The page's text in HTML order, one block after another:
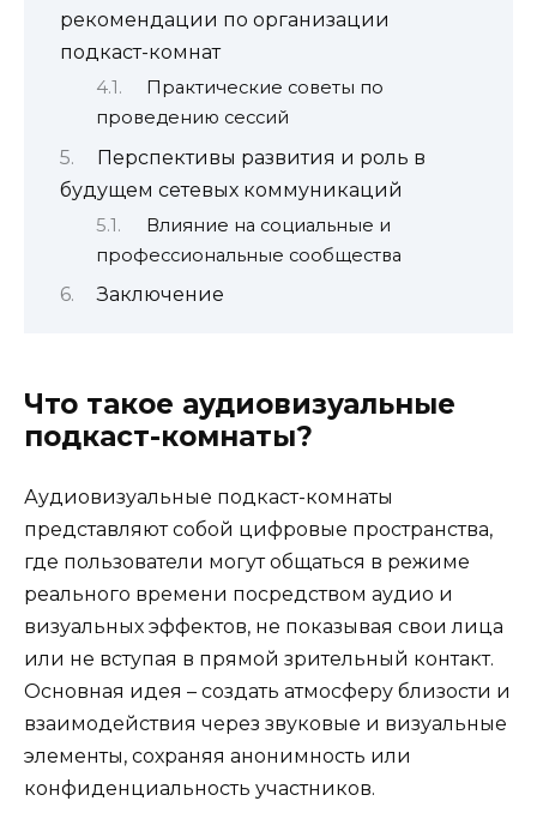
рекомендации по организации
подкаст-комнат
Практические советы по
проведению сессий
Перспективы развития и роль в
будущем сетевых коммуникаций
Влияние на социальные и
профессиональные сообщества
Заключение
Что такое аудиовизуальные
подкаст-комнаты?
Аудиовизуальные подкаст-комнаты
представляют собой цифровые пространства,
где пользователи могут общаться в режиме
реального времени посредством аудио и
визуальных эффектов, не показывая свои лица
или не вступая в прямой зрительный контакт.
Основная идея – создать атмосферу близости и
взаимодействия через звуковые и визуальные
элементы, сохраняя анонимность или
конфиденциальность участников.